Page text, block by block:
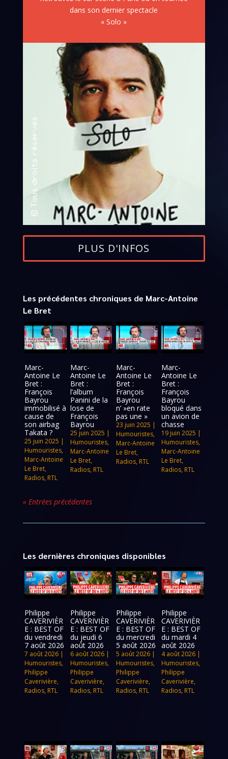
dans son dernier spectacle
« Solo »
PLUS D'INFOS
Les précédentes chroniques de Marc-Antoine
Le Bret
Marc-
Antoine Le
Bret :
François
Bayrou
immobilisé à
cause de
son airbag
Takata ?
25 juin 2025 |
Humouristes,
Marc-Antoine
Le Bret,
Radios, RTL
Marc-
Antoine Le
Bret :
l’album
Panini de la
lose de
François
Bayrou
25 juin 2025 |
Humouristes,
Marc-Antoine
Le Bret,
Radios, RTL
Marc-
Antoine Le
Bret :
François
Bayrou
n’ »en rate
pas une »
23 juin 2025 |
Humouristes,
Marc-Antoine
Le Bret,
Radios, RTL
Marc-
Antoine Le
Bret :
François
Bayrou
bloqué dans
un avion de
chasse
19 juin 2025 |
Humouristes,
Marc-Antoine
Le Bret,
Radios, RTL
« Entrées précédentes
Les dernières chroniques disponibles
Philippe
CAVERIVIÈR
E : BEST OF
du vendredi
7 août 2026
7 août 2026 |
Humouristes,
Philippe
Caverivière,
Radios, RTL
Philippe
CAVERIVIÈR
E : BEST OF
du jeudi 6
août 2026
6 août 2026|
Humouristes,
Philippe
Caverivière,
Radios, RTL
Philippe
CAVERIVIÈR
E : BEST OF
du mercredi
5 août 2026
5 août 2026|
Humouristes,
Philippe
Caverivière,
Radios, RTL
Philippe
CAVERIVIÈR
E : BEST OF
du mardi 4
août 2026
4 août 2026 |
Humouristes,
Philippe
Caverivière,
Radios, RTL